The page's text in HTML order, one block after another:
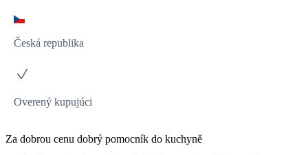
Česká republika
Overený kupujúci
Za dobrou cenu dobrý pomocník do kuchyně